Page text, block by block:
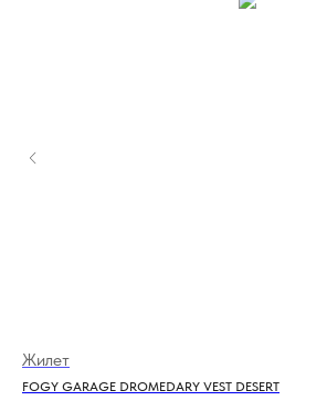
FOGY GARAGE DROMEDARY VEST DESERT
Жилет